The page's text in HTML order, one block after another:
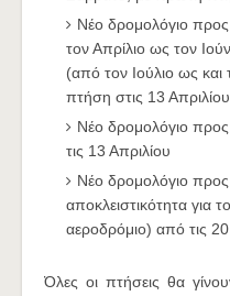
Νέο δρομολόγιο
τον Απρίλιο ως τον
(από τον Ιούλιο ως
πτήση στις 13 Απριλίου
Νέο δρομολόγιο
τις 13 Απριλίου
Νέο δρομολόγιο
αποκλειστικότητα για
αεροδρόμιο) από τις 20
Όλες οι πτήσεις θα